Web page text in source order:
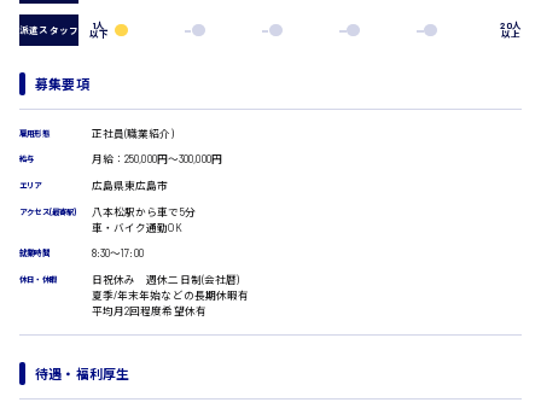
医師
看護師
一般事務
営業事務
受付事務
医療事務
広島市西区
広島市佐伯区
時給1300円～
時給1400円～
派遣スタッフ 1人
以下
20人
以上
募集要項
雇用形態 正社員(職業紹介)
給与 月給：250,000円～300,000円
エリア 広島県東広島市
アクセス(最寄駅)
八本松駅から車で5分
車・バイク通勤OK
就業時間 8:30〜17:00
休日・休暇
日祝休み 週休二日制(会社暦)
夏季/年末年始などの長期休暇有
平均月2回程度希望休有
待遇・福利厚生